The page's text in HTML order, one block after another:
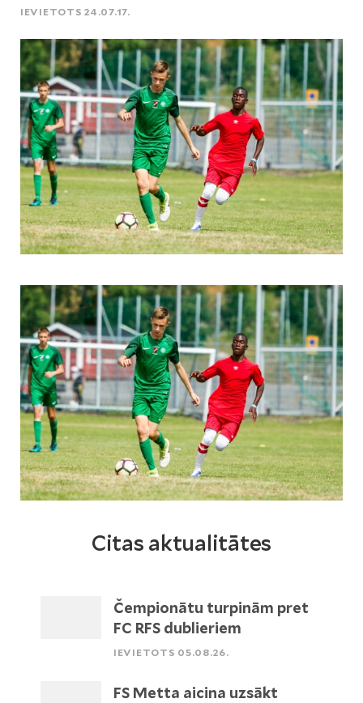
IEVIETOTS 24.07.17.
Citas aktualitātes
Čempionātu turpinām pret
FC RFS dublieriem
IEVIETOTS 05.08.26.
FS Metta aicina uzsākt